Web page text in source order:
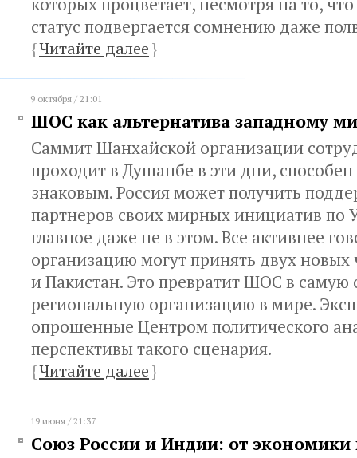
статус подвергается сомнению даже
{Читайте далее}
9 октября / 21:01
ШОС как альтернатива западному
Саммит Шанхайской организации
проходит в Душанбе в эти дни, способен
знаковым. Россия может получить
партнеров своих мирных инициатив по
главное даже не в этом. Все активнее
организацию могут принять двух
и Пакистан. Это превратит ШОС в самую
региональную организацию в мире.
опрошенные Центром политического
перспективы такого сценария.
{Читайте далее}
19 июня / 21:37
Союз России и Индии: от экономики